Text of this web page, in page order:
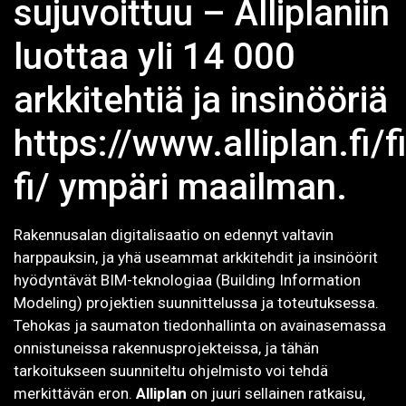
sujuvoittuu – Alliplaniin
luottaa yli 14 000
arkkitehtiä ja insinööriä
https://www.alliplan.fi/
fi/ ympäri maailman.
Rakennusalan digitalisaatio on edennyt valtavin
harppauksin, ja yhä useammat arkkitehdit ja insinöörit
hyödyntävät BIM-teknologiaa (Building Information
Modeling) projektien suunnittelussa ja toteutuksessa.
Tehokas ja saumaton tiedonhallinta on avainasemassa
onnistuneissa rakennusprojekteissa, ja tähän
tarkoitukseen suunniteltu ohjelmisto voi tehdä
merkittävän eron. Alliplan on juuri sellainen ratkaisu,